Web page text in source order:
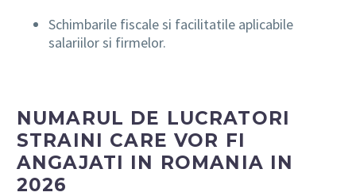
Schimbarile fiscale si facilitatile aplicabile
salariilor si firmelor.
NUMARUL DE LUCRATORI
STRAINI CARE VOR FI
ANGAJATI IN ROMANIA IN
2026